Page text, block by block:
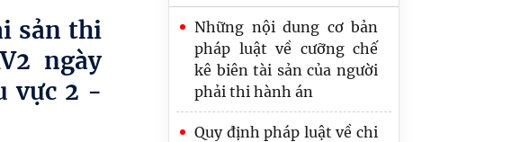
sản thi
ngày
vực 2 -
Những nội dung cơ bản
pháp luật về cưỡng chế
kê biên tài sản của người
phải thi hành án
Quy định pháp luật về chi